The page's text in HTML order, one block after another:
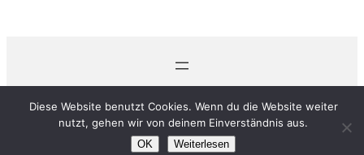
Diese Website benutzt Cookies. Wenn du die Website weiter
nutzt, gehen wir von deinem Einverständnis aus.
OK Weiterlesen